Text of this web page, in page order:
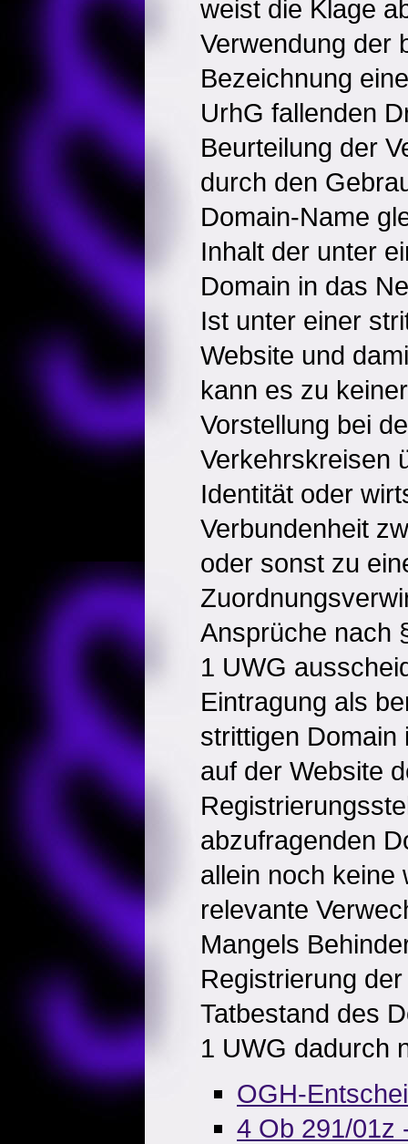
weist die Klage
Verwendung der
Bezeichnung
UrhG fallenden
Beurteilung der
durch den
Domain-Name
Inhalt der unter
Domain in das
Ist unter einer
Website und
kann es zu
Vorstellung bei
Verkehrskreisen
Identität oder
Verbundenheit
oder sonst zu
Ansprüche nach
1 UWG
Eintragung als
strittigen Domain
auf der Website
abzufragenden
allein noch keine
relevante
Mangels
Registrierung
Tatbestand des
1 UWG dadurch
OGH-
4 Ob 291/01z